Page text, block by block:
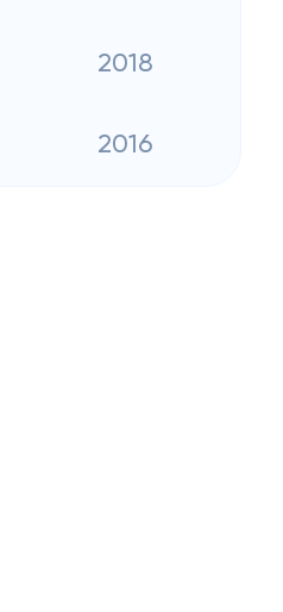
2018
2016